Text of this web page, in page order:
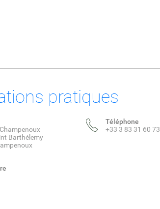
pratiques
Barthélemy
Téléphone
+33 3 83 31 60 73